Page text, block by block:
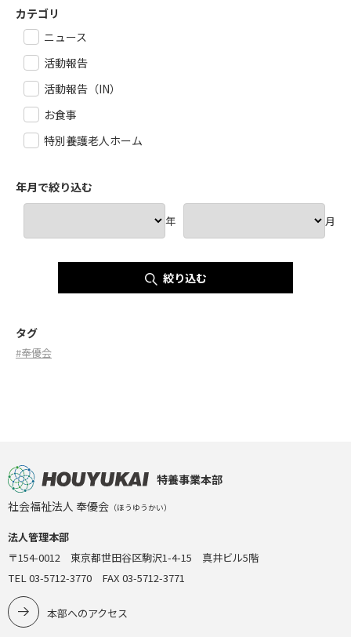
カテゴリ
ニュース
活動報告
活動報告（IN）
お食事
特別養護老人ホーム
年月で絞り込む
年 月
絞り込む
タグ
#奉優会
特養事業本部
社会福祉法人 奉優会 （ほうゆうかい）
法人管理本部
〒154-0012 東京都世田谷区駒沢1-4-15 真井ビル5階
TEL 03-5712-3770 FAX 03-5712-3771
本部へのアクセス